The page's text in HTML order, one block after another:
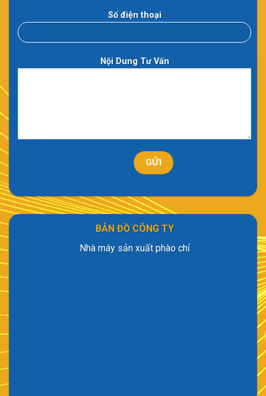
Số điện thoại
Nội Dung Tư Vấn
BẢN ĐỒ CÔNG TY
Nhà máy sản xuất phào chỉ